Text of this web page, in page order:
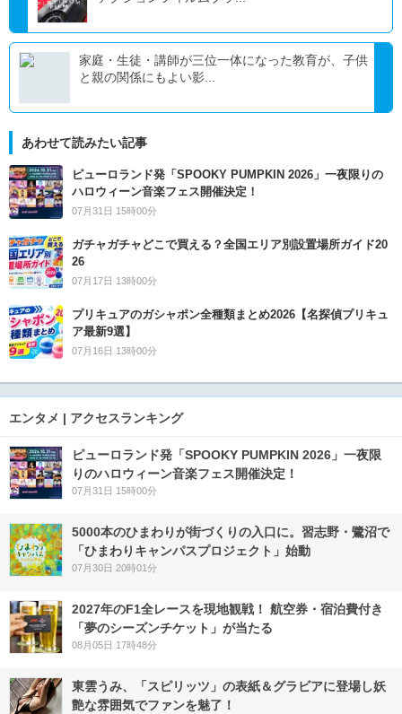
家庭・生徒・講師が三位一体になった教育が、子供
と親の関係にもよい影...
あわせて読みたい記事
ピューロランド発「SPOOKY PUMPKIN 2026」一夜限りの
ハロウィーン音楽フェス開催決定！
07月31日 15時00分
ガチャガチャどこで買える？全国エリア別設置場所ガイド20
26
07月17日 13時00分
プリキュアのガシャポン全種類まとめ2026【名探偵プリキュ
ア最新9選】
07月16日 13時00分
エンタメ | アクセスランキング
ピューロランド発「SPOOKY PUMPKIN 2026」一夜限
りのハロウィーン音楽フェス開催決定！
07月31日 15時00分
5000本のひまわりが街づくりの入口に。習志野・鷺沼で
「ひまわりキャンパスプロジェクト」始動
07月30日 20時01分
2027年のF1全レースを現地観戦！ 航空券・宿泊費付き
「夢のシーズンチケット」が当たる
08月05日 17時48分
東雲うみ、「スピリッツ」の表紙＆グラビアに登場し妖
艶な雰囲気でファンを魅了！